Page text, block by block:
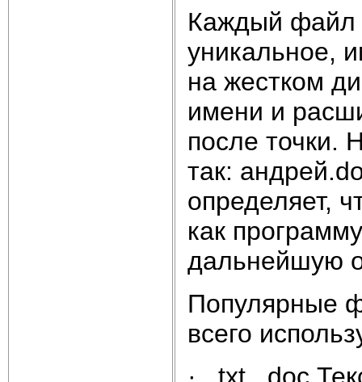
Каждый файл
уникальное,
на жестком
имени и
после точки.
так:
определяет,
как
дальнейшую
Популярные
всего
· .txt, .doc